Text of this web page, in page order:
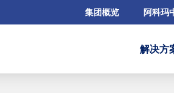
集团概览 阿科玛
解决方